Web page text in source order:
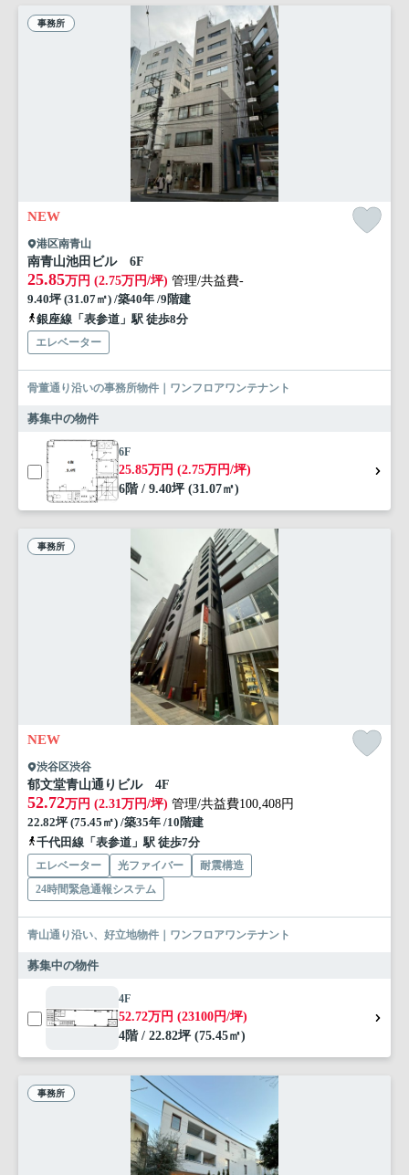
事務所
NEW
港区南青山
南青山池田ビル 6F
25.85万円 (2.75万円/坪) 管理/共益費-
9.40坪 (31.07㎡) /築40年 /9階建
銀座線「表参道」駅 徒歩8分
エレベーター
骨董通り沿いの事務所物件｜ワンフロアワンテナント
募集中の物件
6F
25.85万円 (2.75万円/坪)
6階 / 9.40坪 (31.07㎡)
事務所
NEW
渋谷区渋谷
郁文堂青山通りビル 4F
52.72万円 (2.31万円/坪) 管理/共益費100,408円
22.82坪 (75.45㎡) /築35年 /10階建
千代田線「表参道」駅 徒歩7分
エレベーター 光ファイバー
耐震構造
24時間緊急通報システム
青山通り沿い、好立地物件｜ワンフロアワンテナント
募集中の物件
4F
52.72万円 (23100円/坪)
4階 / 22.82坪 (75.45㎡)
事務所